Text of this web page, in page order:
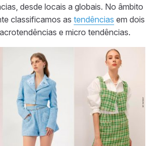
desde locais a globais. No âmbito
classificamos as tendências em dois
e micro tendências.